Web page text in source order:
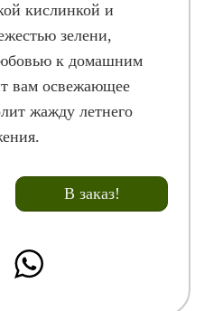
кислинкой и
зелени,
к домашним
вам освежающее
жажду летнего
В заказ!